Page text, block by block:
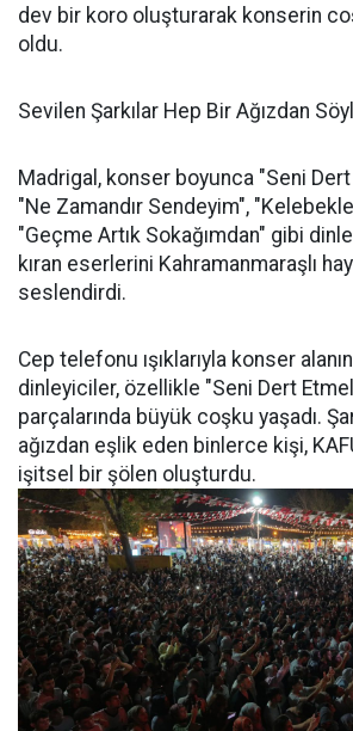
dev bir koro oluşturarak konserin
oldu.
Sevilen Şarkılar Hep Bir Ağızdan
Madrigal, konser boyunca "Seni
"Ne Zamandır Sendeyim",
"Geçme Artık Sokağımdan" gibi
kıran eserlerini Kahramanmaraşlı
seslendirdi.
Cep telefonu ışıklarıyla konser
dinleyiciler, özellikle "Seni Dert
parçalarında büyük coşku yaşadı.
ağızdan eşlik eden binlerce kişi,
işitsel bir şölen oluşturdu.